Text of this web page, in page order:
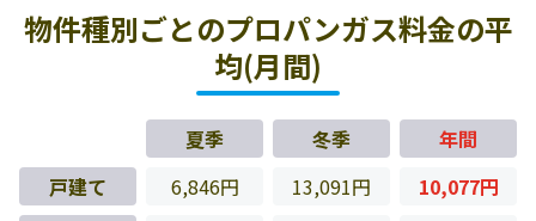
物件種別ごとのプロパンガス料金の平
均(月間)
夏季 冬季
年間
戸建て
6,846円 13,091円
10,077円